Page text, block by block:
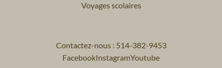
Voyages scolaires
Contactez-nous : 514-382-9453
FacebookInstagramYoutube